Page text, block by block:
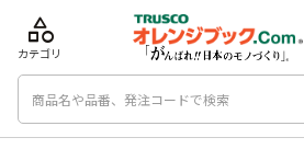
category
カテゴリ